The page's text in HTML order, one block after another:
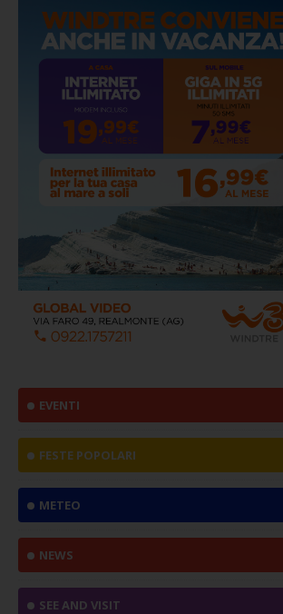
EVENTI
FESTE POPOLARI
METEO
NEWS
SEE AND VISIT